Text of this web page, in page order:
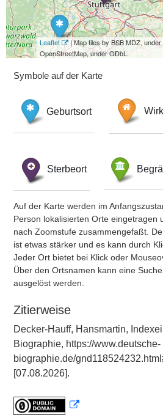
Leaflet
| Map tiles by BSB MDZ,
OpenStreetMap, under ODbL.
Symbole auf der Karte
Geburtsort
Sterbeort
Auf der Karte werden im
Person lokalisierten Orte eingetragen
nach Zoomstufe zusammengefaßt.
ist etwas stärker und es kann durch
Jeder Ort bietet bei Klick oder
Über den Ortsnamen kann eine
ausgelöst werden.
Zitierweise
Decker-Hauff, Hansmartin,
Biographie, https://www.deutsche-
biographie.de/
[07.08.2026].